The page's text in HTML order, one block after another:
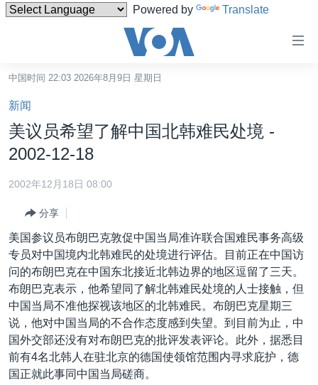
Powered by Translate
碍
链
接
跳
转
内
转
导
航
跳
转
到
检
索
中国
国际
最新国际新闻
印太
中东
欧洲
非洲
美洲
分类新闻
经济·金融·贸易
人权·法律·宗教
科教·文娱·体健
军事
劳工
美中关系
热点专题
白宫要闻
国会报道
美中关系
VOA视频
VOA今日焦点
中文广播
中国时间 22:03 2026年8月9日 星期日
新闻
美议员希望了解中国北韩难民处境 -
2002-12-18
2002年12月18日 08:00
分享
美国参议员布朗巴克敦促中国当局准许联合国难民事务高级
专员对中国境内北韩难民的处境进行评估。目前正在中国访
问的布朗巴克在中国东北接近北韩边界的地区逗留了三天。
布朗巴克表示，他希望同了解北韩难民处境的人士接触，但
中国当局不准他探视该地区的北韩难民。布朗巴克星期三
说，他对中国当局的不合作态度感到失望。到目前为止，中
国外交部还没有对布朗巴克的批评发表评论。此外，据悉目
前有4名北韩人在驻北京的德国使领馆范围内寻求庇护，德
国正就此事同中国当局磋商。